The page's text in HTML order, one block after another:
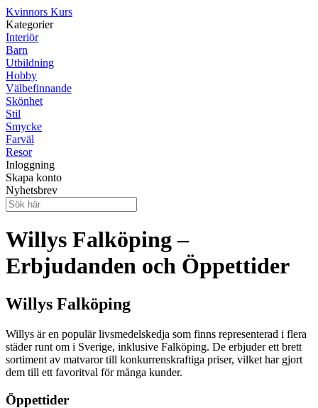
Kvinnors Kurs
Kategorier
Interiör
Barn
Utbildning
Hobby
Välbefinnande
Skönhet
Stil
Smycke
Farväl
Resor
Inloggning
Skapa konto
Nyhetsbrev
Willys Falköping –
Erbjudanden och Öppettider
Willys Falköping
Willys är en populär livsmedelskedja som finns representerad i flera
städer runt om i Sverige, inklusive Falköping. De erbjuder ett brett
sortiment av matvaror till konkurrenskraftiga priser, vilket har gjort
dem till ett favoritval för många kunder.
Öppettider